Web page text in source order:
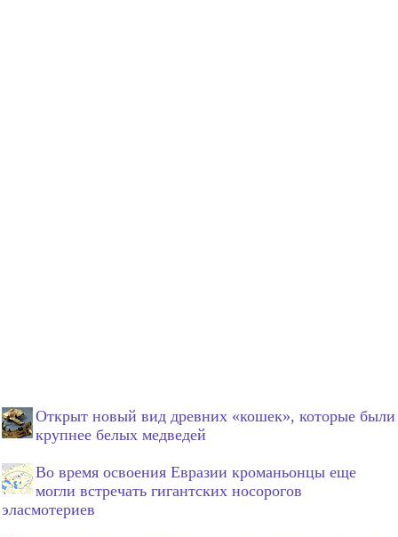
Открыт новый вид древних «кошек», которые были
крупнее белых медведей
Во время освоения Евразии кроманьонцы еще
могли встречать гигантских носорогов
эласмотериев